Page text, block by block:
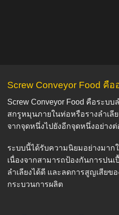
Screw Conveyor Food คือ
Screw Conveyor Food คือระบ
สกรูหมุนภายในท่อหรือรางลำเลี
จากจุดหนึ่งไปยังอีกจุดหนึ่งอย่างต่
ระบบนี้ได้รับความนิยมอย่างมาก
เนื่องจากสามารถป้องกันการปน
ลำเลียงได้ดี และลดการสูญเสียข
กระบวนการผลิต